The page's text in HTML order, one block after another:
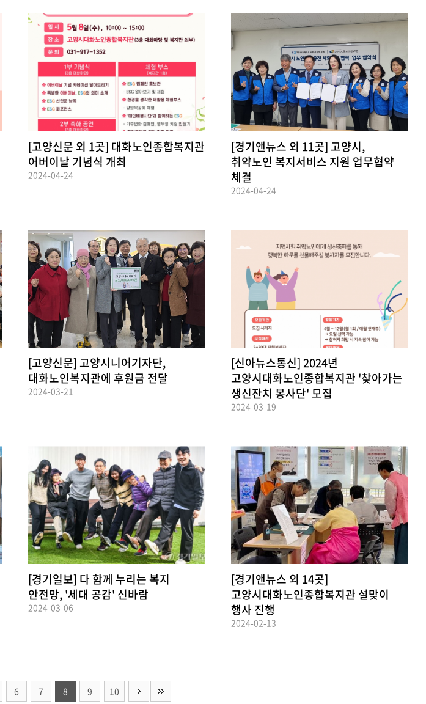
[고양신문 외 1곳] 대화노인종합복지관
어버이날 기념식 개최
2024-04-24
[경기앤뉴스 외 11곳] 고양시,
취약노인 복지서비스 지원 업무협약
체결
2024-04-24
[고양신문] 고양시니어기자단,
대화노인복지관에 후원금 전달
2024-03-21
[신아뉴스통신] 2024년
고양시대화노인종합복지관 '찾아가는
생신잔치 봉사단' 모집
2024-03-19
[경기일보] 다 함께 누리는 복지
안전망, '세대 공감' 신바람
2024-03-06
[경기앤뉴스 외 14곳]
고양시대화노인종합복지관 설맞이
행사 진행
2024-02-13
6 7 8 9 10